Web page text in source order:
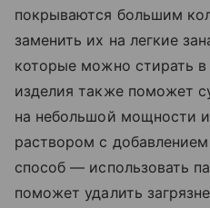
покрываются большим
заменить их на легкие
которые можно стирать
изделия также поможет
на небольшой мощности и
раствором с
способ — использовать
поможет удалить